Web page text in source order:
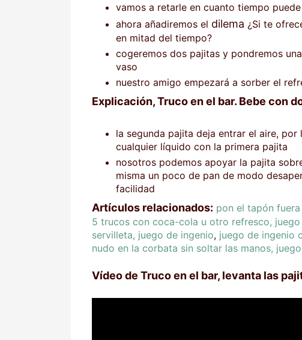
vamos a retarle en cuanto tiempo
ahora añadiremos el dilema ¿Si te
en mitad del tiempo?
cogeremos dos pajitas y pondremos
vaso
nuestro amigo empezará a sorber el
Explicación, Truco en el bar. Bebe con
la segunda pajita deja entrar el aire,
cualquier líquido con la primera pajita
nosotros podemos apoyar la pajita
misma un poco de pan de modo
facilidad
Artículos relacionados: pon el tapón
5 trucos con coca-cola u otro refresco, juego
servilleta, juego de ingenio, juego de ingenio
nudo en la corbata sin soltar las manos,
Vídeo de Truco en el bar, levanta las